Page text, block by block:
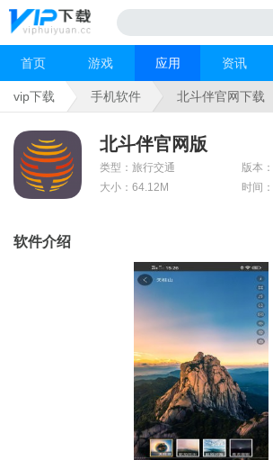
首页 游戏 应用 资讯
vip下载 手机软件 北斗伴官网下载
北斗伴官网版
类型：旅行交通
版本
大小：64.12M
时间
软件介绍